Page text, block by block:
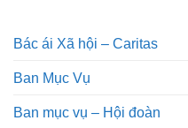
Bác ái Xã hội – Caritas
Ban Mục Vụ
Ban mục vụ – Hội đoàn